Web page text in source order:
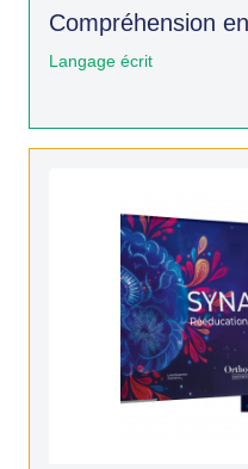
Compréhension
Langage écrit